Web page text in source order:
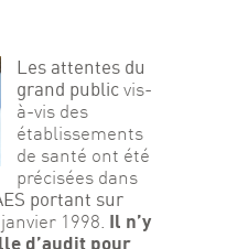
Les attentes du
grand public vis-
à-vis des
établissements
de santé ont été
précisées dans
portant sur
1998. Il n’y
d’audit pour